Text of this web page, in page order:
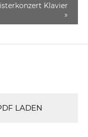
Klavier
»
LADEN